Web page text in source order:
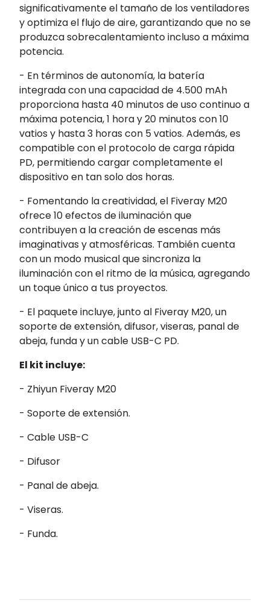
significativamente el tamaño de los ventiladores
y optimiza el flujo de aire, garantizando que no se
produzca sobrecalentamiento incluso a máxima
potencia.
- En términos de autonomía, la batería
integrada con una capacidad de 4.500 mAh
proporciona hasta 40 minutos de uso continuo a
máxima potencia, 1 hora y 20 minutos con 10
vatios y hasta 3 horas con 5 vatios. Además, es
compatible con el protocolo de carga rápida
PD, permitiendo cargar completamente el
dispositivo en tan solo dos horas.
- Fomentando la creatividad, el Fiveray M20
ofrece 10 efectos de iluminación que
contribuyen a la creación de escenas más
imaginativas y atmosféricas. También cuenta
con un modo musical que sincroniza la
iluminación con el ritmo de la música, agregando
un toque único a tus proyectos.
- El paquete incluye, junto al Fiveray M20, un
soporte de extensión, difusor, viseras, panal de
abeja, funda y un cable USB-C PD.
El kit incluye:
- Zhiyun Fiveray M20
- Soporte de extensión.
- Cable USB-C
- Difusor
- Panal de abeja.
- Viseras.
- Funda.